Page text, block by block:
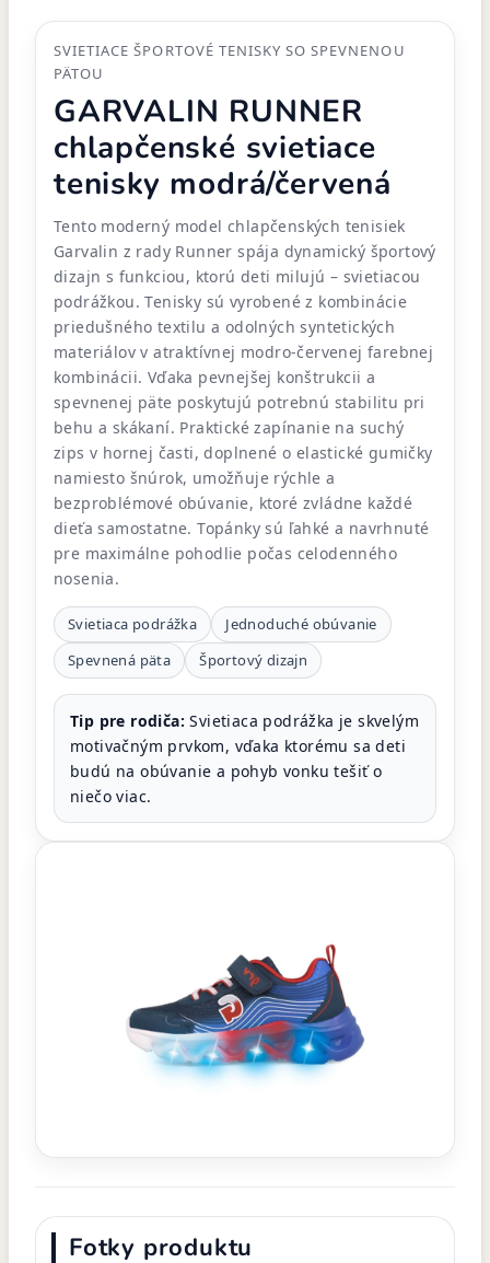
SVIETIACE ŠPORTOVÉ TENISKY SO SPEVNENOU
PÄTOU
GARVALIN RUNNER
chlapčenské svietiace
tenisky modrá/červená
Tento moderný model chlapčenských tenisiek
Garvalin z rady Runner spája dynamický športový
dizajn s funkciou, ktorú deti milujú – svietiacou
podrážkou. Tenisky sú vyrobené z kombinácie
priedušného textilu a odolných syntetických
materiálov v atraktívnej modro-červenej farebnej
kombinácii. Vďaka pevnejšej konštrukcii a
spevnenej päte poskytujú potrebnú stabilitu pri
behu a skákaní. Praktické zapínanie na suchý
zips v hornej časti, doplnené o elastické gumičky
namiesto šnúrok, umožňuje rýchle a
bezproblémové obúvanie, ktoré zvládne každé
dieťa samostatne. Topánky sú ľahké a navrhnuté
pre maximálne pohodlie počas celodenného
nosenia.
Svietiaca podrážka
Jednoduché obúvanie
Spevnená päta
Športový dizajn
Tip pre rodiča: Svietiaca podrážka je skvelým
motivačným prvkom, vďaka ktorému sa deti
budú na obúvanie a pohyb vonku tešiť o
niečo viac.
Fotky produktu